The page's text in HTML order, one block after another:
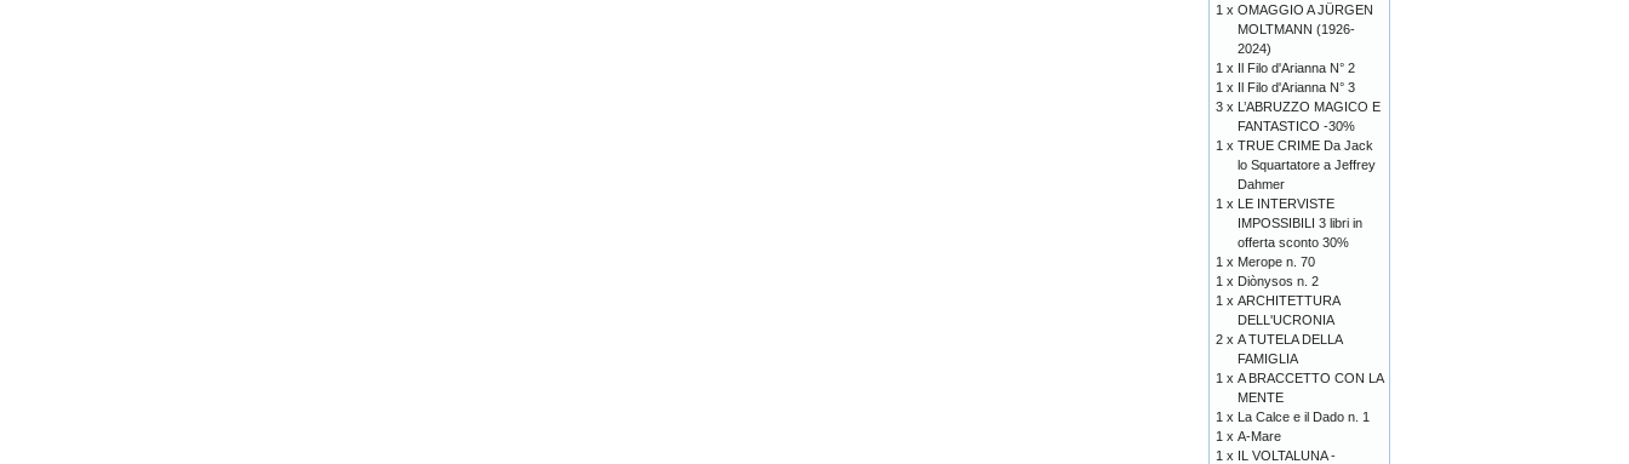
1 x OMAGGIO A JÜRGEN
MOLTMANN (1926-
2024)
1 x Il Filo d'Arianna N° 2
1 x Il Filo d'Arianna N° 3
3 x L’ABRUZZO MAGICO E
FANTASTICO -30%
1 x TRUE CRIME Da Jack
lo Squartatore a Jeffrey
Dahmer
1 x LE INTERVISTE
IMPOSSIBILI 3 libri in
offerta sconto 30%
1 x Merope n. 70
1 x Diònysos n. 2
1 x ARCHITETTURA
DELL'UCRONIA
2 x A TUTELA DELLA
FAMIGLIA
1 x A BRACCETTO CON LA
MENTE
1 x La Calce e il Dado n. 1
1 x A-Mare
1 x IL VOLTALUNA -